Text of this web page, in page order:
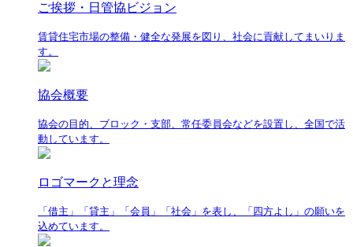
ご挨拶・日管協ビジョン
賃貸住宅市場の整備・健全な発展を図り、社会に貢献してまいりま
す。
協会概要
協会の目的、ブロック・支部、常任委員会などを設置し、全国で活
動しています。
ロゴマークと理念
「借主」「貸主」「会員」「社会」を表し、「四方よし」の願いを
込めています。